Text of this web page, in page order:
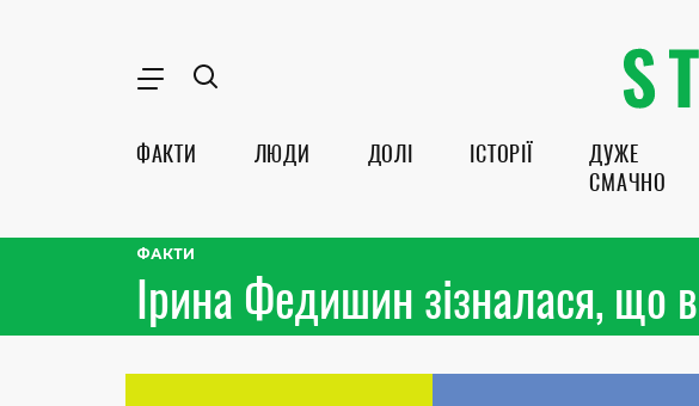
ФАКТИ ЛЮДИ ДОЛІ ІСТОРІЇ
ДУЖЕ
СМАЧНО
ФАКТИ
Ірина Федишин зізналася, що